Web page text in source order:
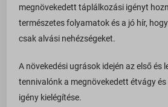
megnövekedett táplálkozási igényt
természetes folyamatok és a jó hír,
csak alvási nehézségeket.
A növekedési ugrások idején az első és
tennivalónk a megnövekedett étvágy
igény kielégítése.
woocommerce_items_in_cart
wordpress_logged_in_*
wp_woocommerce_session_*
_omappvp
asnp_wccs_analytics_cart_hash
last_pys_bingid
last_pys_landing_page
last_pys_padid
last_pys_utm_campaign
weboldalakon.
Részletek
_gcl_au
Média
megjelenítéséhez, például beágyazott
média posztok, stb.